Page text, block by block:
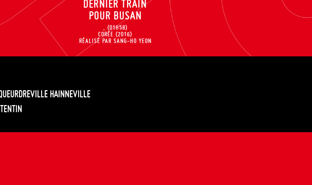
DERNIER TRAIN
POUR BUSAN
(01H58)
CORÉE (2016)
RÉALISÉ PAR SANG-HO YEON
HAINNEVILLE